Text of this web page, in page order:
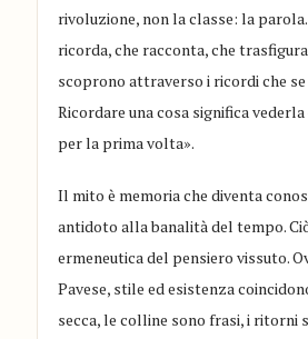
rivoluzione, non la classe: la
ricorda, che racconta, che
scoprono attraverso i ricordi che se
Ricordare una cosa significa
per la prima volta».
Il mito è memoria che diventa
antidoto alla banalità del tempo.
ermeneutica del pensiero vissuto.
Pavese, stile ed esistenza
secca, le colline sono frasi, i ritorni